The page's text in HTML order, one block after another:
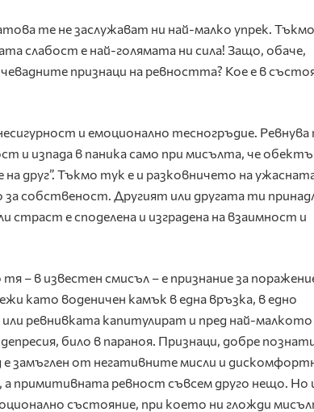
те не заслужават ни най-малко упрек. Тъкмо
слабост е най-голямата ни сила! Защо, обаче,
признаци на ревността? Кое е в
и емоционално тесногръдие.
и изпада в паника само при мисълта, че
друг”. Тъкмо тук е и разковничето на
собственост. Другият или другата ти
е споделена и изградена на взаимност и
– в известен смисъл – е признание за
като воденичен камък в една връзка, в едно
ревнивката капитулират и пред най-малкото
било в параноя. Признаци, добре
е замъглен от негативните мисли и
примитивната ревност съвсем друго нещо. Но
състояние, при което ни гложди